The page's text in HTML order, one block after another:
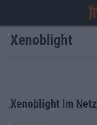
Xenoblight
Xenoblight im Netz